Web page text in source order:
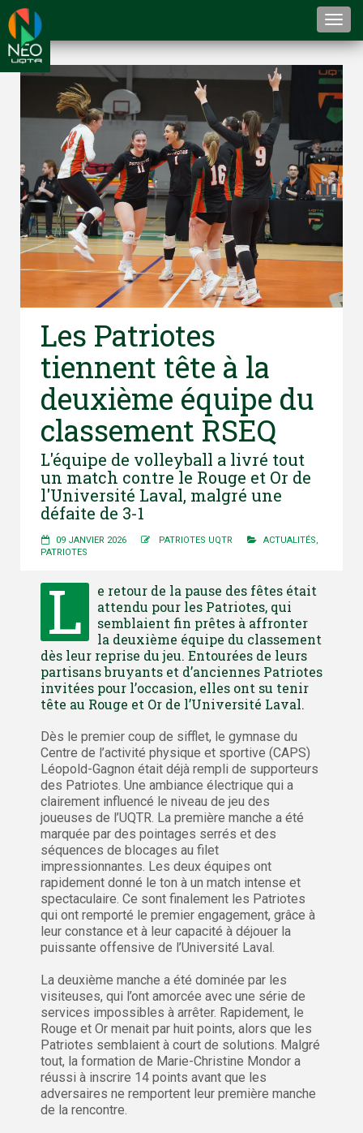
Les Patriotes
tiennent tête à la
deuxième équipe du
classement RSEQ
L'équipe de volleyball a livré tout
un match contre le Rouge et Or de
l'Université Laval, malgré une
défaite de 3-1
09 JANVIER 2026 PATRIOTES UQTR ACTUALITÉS
PATRIOTES
L
e retour de la pause des fêtes était
attendu pour les Patriotes, qui
semblaient fin prêtes à affronter
la deuxième équipe du classement
dès leur reprise du jeu. Entourées de leurs
partisans bruyants et d’anciennes Patriotes
invitées pour l’occasion, elles ont su tenir
tête au Rouge et Or de l’Université Laval.
Dès le premier coup de sifflet, le gymnase du
Centre de l’activité physique et sportive (CAPS)
Léopold-Gagnon était déjà rempli de supporteurs
des Patriotes. Une ambiance électrique qui a
clairement influencé le niveau de jeu des
joueuses de l’UQTR. La première manche a été
marquée par des pointages serrés et des
séquences de blocages au filet
impressionnantes. Les deux équipes ont
rapidement donné le ton à un match intense et
spectaculaire. Ce sont finalement les Patriotes
qui ont remporté le premier engagement, grâce à
leur constance et à leur capacité à déjouer la
puissante offensive de l’Université Laval.
La deuxième manche a été dominée par les
visiteuses, qui l’ont amorcée avec une série de
services impossibles à arrêter. Rapidement, le
Rouge et Or menait par huit points, alors que les
Patriotes semblaient à court de solutions. Malgré
tout, la formation de Marie-Christine Mondor a
réussi à inscrire 14 points avant que les
adversaires ne remportent leur première manche
de la rencontre.